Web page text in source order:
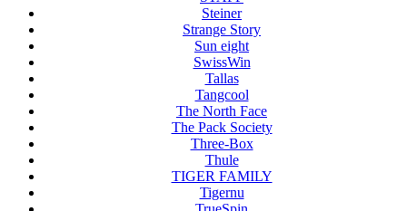
Steiner
Strange Story
Sun eight
SwissWin
Tallas
Tangcool
The North Face
The Pack Society
Three-Box
Thule
TIGER FAMILY
Tigernu